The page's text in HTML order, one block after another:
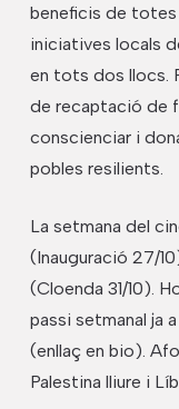
beneficis de totes
iniciatives locals
en tots dos llocs.
de recaptació de
conscienciar i
pobles resilients.
La setmana del
(Inauguració 27/
(Cloenda 31/10).
passi setmanal ja
(enllaç en bio).
Palestina lliure i